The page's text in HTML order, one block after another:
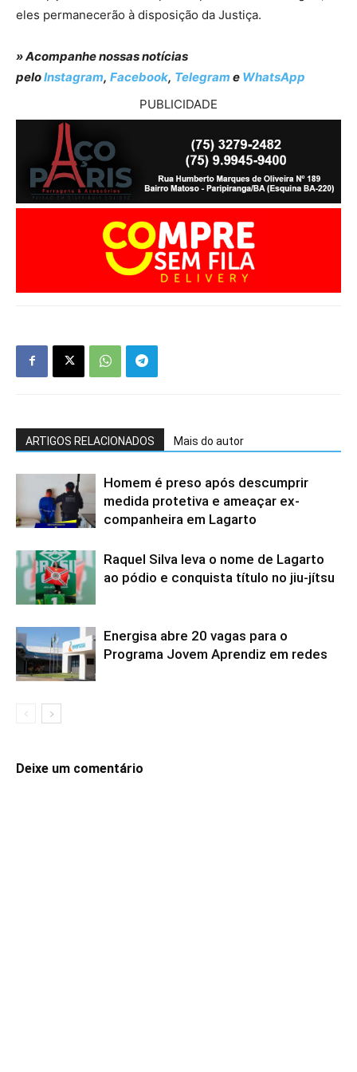
eles permanecerão à disposição da Justiça.
» Acompanhe nossas notícias
peloInstagram, Facebook, Telegram e WhatsApp
PUBLICIDADE
ARTIGOS RELACIONADOS Mais do autor
Homem é preso após descumprir
medida protetiva e ameaçar ex-
companheira em Lagarto
Raquel Silva leva o nome de Lagarto
ao pódio e conquista título no jiu-jítsu
Energisa abre 20 vagas para o
Programa Jovem Aprendiz em redes
Deixe um comentário